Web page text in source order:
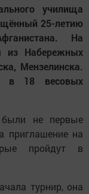
училища
25-летию
На
из Набережных
Мензелинска.
в 18 весовых
были не первые
приглашение на
пройдут в
турнир, она